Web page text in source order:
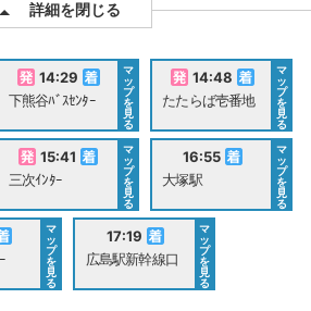
詳細を閉じる
14:29
下熊谷ﾊﾞｽｾﾝﾀｰ
マ
ッ
プ
を
見
る
14:48
たたらば壱番地
マ
ッ
プ
を
見
る
15:41
三次ｲﾝﾀｰ
マ
ッ
プ
を
見
る
16:55
大塚駅
マ
ッ
プ
を
見
る
マ
ッ
プ
を
見
る
17:19
広島駅新幹線口
マ
ッ
プ
を
見
る